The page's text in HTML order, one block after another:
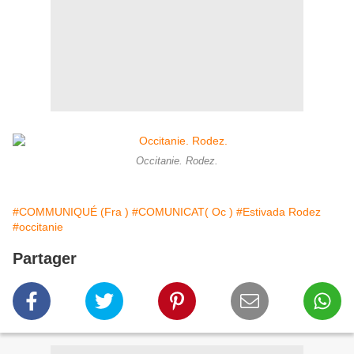
Occitanie. Rodez.
#COMMUNIQUÉ (Fra ) #COMUNICAT( Oc ) #Estivada Rodez
#occitanie
Partager